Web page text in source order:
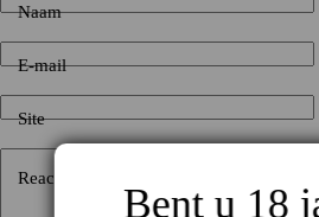
Naam
E-mail
Site
Reactie toevoegen
Bent u 18